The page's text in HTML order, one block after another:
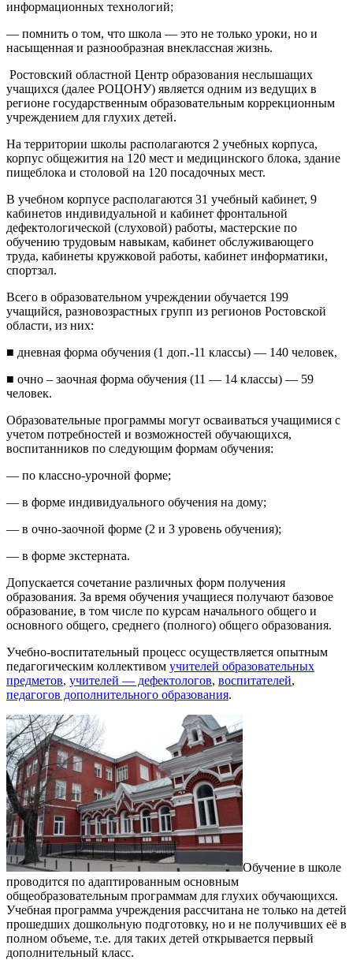
информационных технологий;
— помнить о том, что школа — это не только уроки, но и
насыщенная и разнообразная внеклассная жизнь.
Ростовский областной Центр образования неслышащих
учащихся (далее РОЦОНУ) является одним из ведущих в
регионе государственным образовательным коррекционным
учреждением для глухих детей.
На территории школы располагаются 2 учебных корпуса,
корпус общежития на 120 мест и медицинского блока, здание
пищеблока и столовой на 120 посадочных мест.
В учебном корпусе располагаются 31 учебный кабинет, 9
кабинетов индивидуальной и кабинет фронтальной
дефектологической (слуховой) работы, мастерские по
обучению трудовым навыкам, кабинет обслуживающего
труда, кабинеты кружковой работы, кабинет информатики,
спортзал.
Всего в образовательном учреждении обучается 199
учащийся, разновозрастных групп из регионов Ростовской
области, из них:
■ дневная форма обучения (1 доп.-11 классы) — 140 человек,
■ очно – заочная форма обучения (11 — 14 классы) — 59
человек.
Образовательные программы могут осваиваться учащимися с
учетом потребностей и возможностей обучающихся,
воспитанников по следующим формам обучения:
— по классно-урочной форме;
— в форме индивидуального обучения на дому;
— в очно-заочной форме (2 и 3 уровень обучения);
— в форме экстерната.
Допускается сочетание различных форм получения
образования. За время обучения учащиеся получают базовое
образование, в том числе по курсам начального общего и
основного общего, среднего (полного) общего образования.
Учебно-воспитательный процесс осуществляется опытным
педагогическим коллективом учителей образовательных
предметов, учителей — дефектологов, воспитателей,
педагогов дополнительного образования.
Обучение в школе
проводится по адаптированным основным
общеобразовательным программам для глухих обучающихся.
Учебная программа учреждения рассчитана не только на детей
прошедших дошкольную подготовку, но и не получивших её в
полном объеме, т.е. для таких детей открывается первый
дополнительный класс.